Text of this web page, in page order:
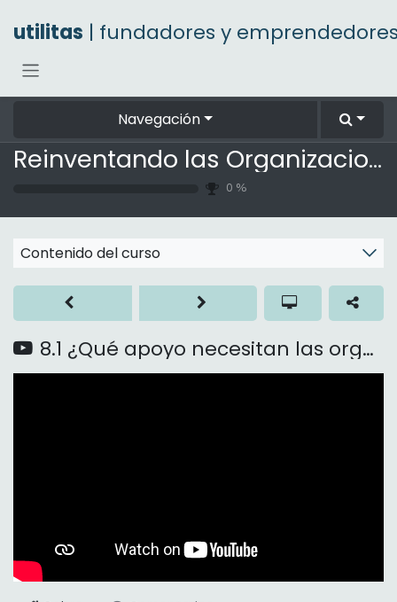
utilitas | fundadores y
Navegación
Reinventando las Organizaciones
0 %
Contenido del curso
8.1 ¿Qué apoyo necesitan las organizaciones?